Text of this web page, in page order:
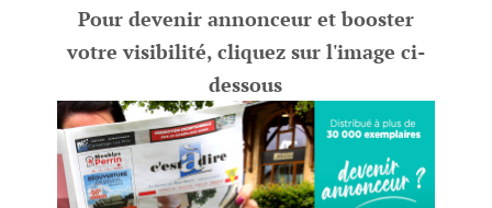
Pour devenir annonceur et booster
votre visibilité, cliquez sur l'image ci-
dessous